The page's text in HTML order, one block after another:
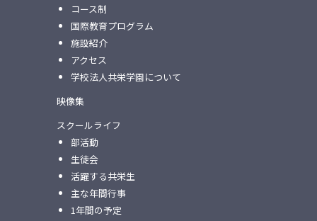
コース制
国際教育プログラム
施設紹介
アクセス
学校法人共栄学園について
映像集
スクールライフ
部活動
生徒会
活躍する共栄生
主な年間行事
1年間の予定